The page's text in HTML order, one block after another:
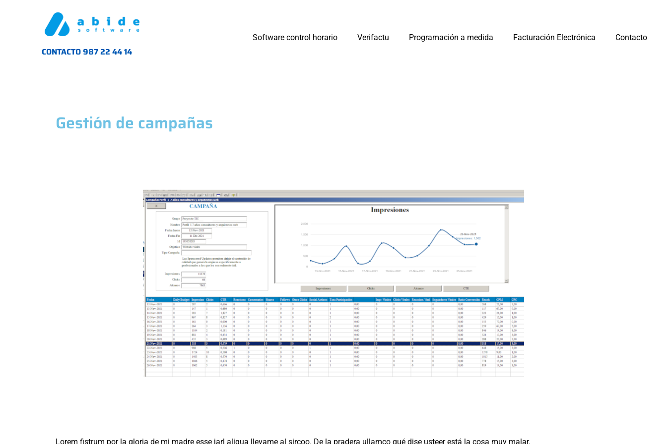
CONTACTO 987 22 44 14
Software control horario Verifactu Programación a medida Facturación Electrónica Contacto
Gestión de campañas
Lorem fistrum por la gloria de mi madre esse jarl aliqua llevame al sircoo. De la pradera ullamco qué dise usteer está la cosa muy malar.